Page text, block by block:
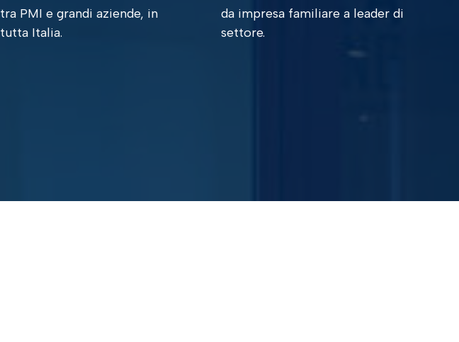
tra PMI e grandi aziende, in
tutta Italia.
da impresa familiare a leader di
settore.